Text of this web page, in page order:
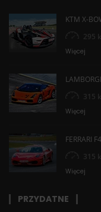
KTM X-
295
Więcej
315
Więcej
FERRARI
315
Więcej
PRZYDATNE